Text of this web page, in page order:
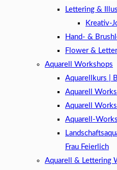
Lettering &
Kreativ-
Hand- &
Flower &
Aquarell Workshops
Aquarellkurs |
Aquarell
Aquarell
Aquarell-
Frau Feierlich
Aquarell & Lettering